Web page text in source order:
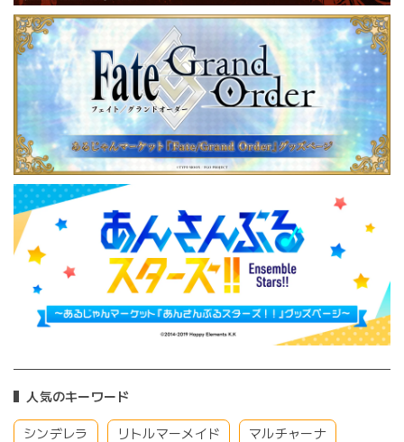
人気のキーワード
シンデレラ リトルマーメイド マルチャーナ